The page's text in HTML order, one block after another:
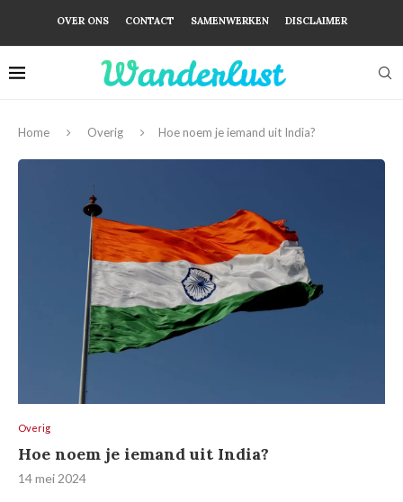
OVER ONS CONTACT SAMENWERKEN DISCLAIMER
Home Overig Hoe noem je iemand uit India?
Overig
Hoe noem je iemand uit India?
14 mei 2024